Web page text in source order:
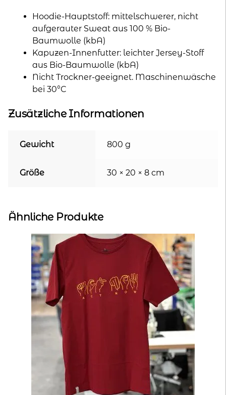
Hoodie-Hauptstoff: mittelschwerer, nicht
aufgerauter Sweat aus 100 % Bio-
Baumwolle (kbA)
Kapuzen-Innenfutter: leichter Jersey-Stoff
aus Bio-Baumwolle (kbA)
Nicht Trockner-geeignet. Maschinenwäsche
bei 30°C
Zusätzliche Informationen
Gewicht 800 g
Größe 30 × 20 × 8 cm
Ähnliche Produkte